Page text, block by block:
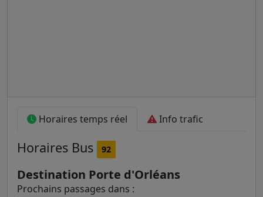
Horaires temps réel Info trafic
Horaires Bus 92
Destination Porte d'Orléans
Prochains passages dans :